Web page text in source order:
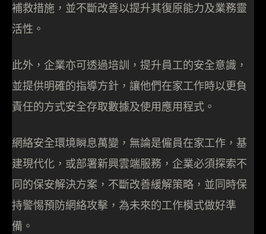
補救措施，並不斷改善以提升其復原能力及業務靈
活性。
此外，企業亦可透過培訓，提升員工的安全意識，
並提供明確的指導方針，讓他們在家工作時以更負
責任的方式安全存取數據及使用應用程式。
網絡安全環境瞬息萬變，無論是僱員在家工作，基
建現代化，或部署新興雲端服務，企業必須探索不
同的保安解決方案，不斷改善緩解策略，並同時保
持警惕預防網絡攻擊，為未來的工作模式做好準
備。